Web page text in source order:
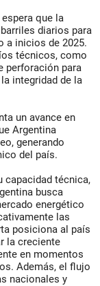
que la
diarios para
a inicios de 2025.
técnicos, como
perforación para
integridad de la
un avance en
Argentina
generando
del país.
capacidad técnica,
busca
energético
las
posiciona al país
la creciente
en momentos
Además, el flujo
nacionales y